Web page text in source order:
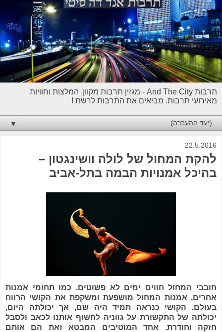
תרבות And The City - מגזין תרבות מקוון, המלצות וחוויות
מאירועי תרבות. מביאים את התרבות לרשת !
▼
22.5.2016
להקת המחול של לולה וושינגטון –
בהיכל אמנויות הבמה בתל-אביב
חובבי המחול חווים ימים לא פשוטים. כמו תחומי אמנות
אחרים, אמנות המחול מושפעת ומשקפת את הקושי הרווח
בעולם. הקושי כנראה תמיד היה שם, אך יכולתה היום,
יכולתה של התקשורת על גווניה לחשוף אותנו לכאב ולסבל
חזקה וחודרת. אחד המוטיבים המבטא זאת הם אותם